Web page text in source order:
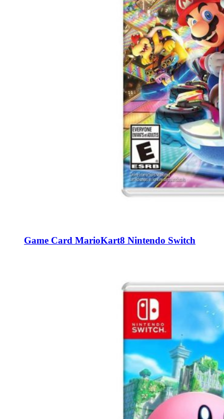
Game Card MarioKart8 Nintendo Switch